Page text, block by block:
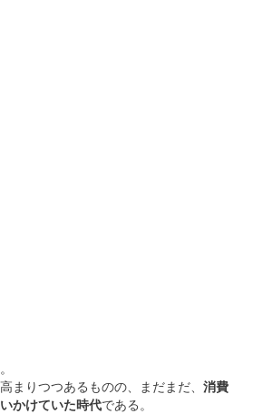
まりつつあるものの、まだまだ、 消費
かけていた時代である。